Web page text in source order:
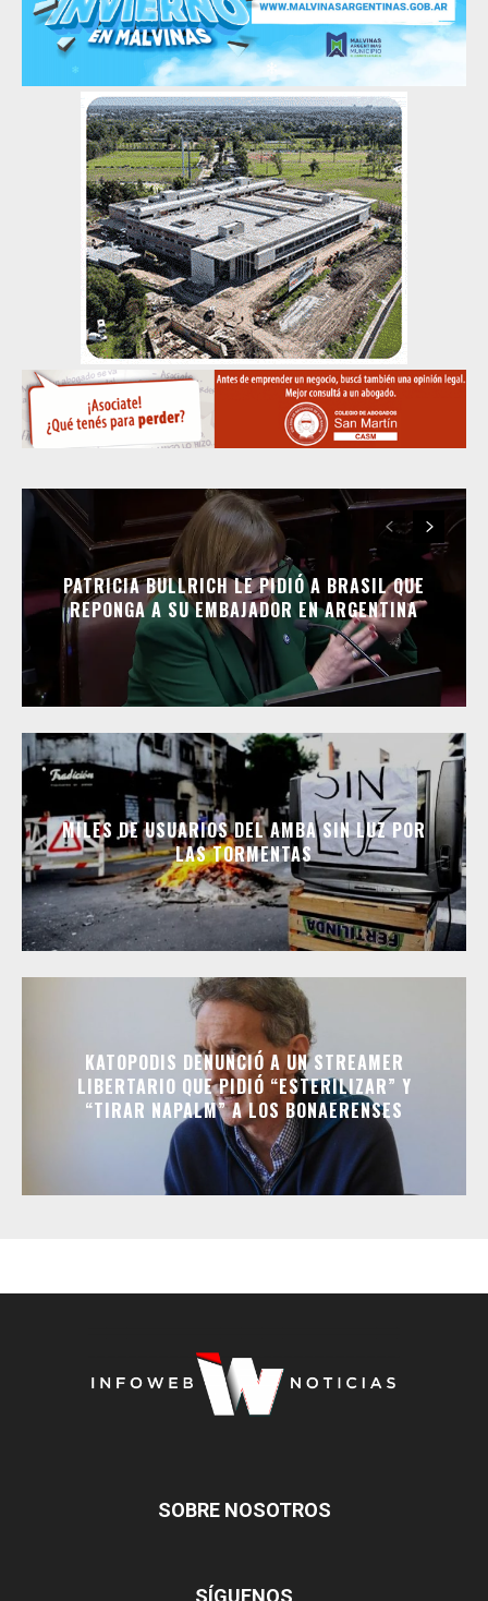
PATRICIA BULLRICH LE PIDIÓ A BRASIL QUE
REPONGA A SU EMBAJADOR EN ARGENTINA
MILES DE USUARIOS DEL AMBA SIN LUZ POR
LAS TORMENTAS
KATOPODIS DENUNCIÓ A UN STREAMER
LIBERTARIO QUE PIDIÓ “ESTERILIZAR” Y
“TIRAR NAPALM” A LOS BONAERENSES
SOBRE NOSOTROS
SÍGUENOS